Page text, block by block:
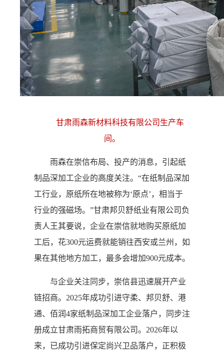
甘肃雨森新材料科技有限公司生产车
间。
雨森在崇信布局、投产的消息，引起纸
制品深加工企业的高度关注。“在纸制品深加
工行业，原纸所在地被称为‘原点’，相当于
行业的强磁场。”甘肃邦贝舒纸业有限公司负
责人王其要说，企业在崇信就地购买原纸加
工后，花300元运费就能销往西安或兰州，如
果在其他地方加工，最多会增加900元成本。
与企业关注同步，崇信县迅速展开产业
链招商。2025年成功引进守柔、邦贝舒、港
通、佰润4家纸制品深加工企业落户，同步注
册成立甘肃雨拓商贸有限公司。2026年以
来，已成功引进保定尚兴卫品落户，正积极